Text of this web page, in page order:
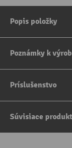
Popis položky
Poznámky k
Príslušenstvo
Súvisiace